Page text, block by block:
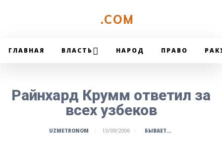
.COM
ГЛАВНАЯ ВЛАСТЬ НАРОД ПРАВО
Райнхард Крумм ответил за
всех узбеков
UZMETRONOM 13/09/2006 БЫВАЕТ...